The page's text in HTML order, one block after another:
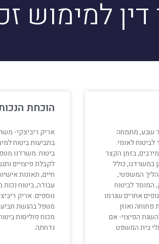
דין למימוש
שבע, מתמחה
לאומי.
בזמן הקצר
במשרדנו, כולל
המשפטי,
המוסד לביטוח
אחרים שגרמו
ואוזן
הפיצוי- אם
בית המשפט
הוכחת
אריק ריביצקי-
בתביעות ביטוח
ביטוח. משרדנו
לקבלת פיצויים
חיים, תאונות
עבודה, ביטוח
נוספים. אריק
מטפל בהגשת
מכוח פוליסות
נדחתה.